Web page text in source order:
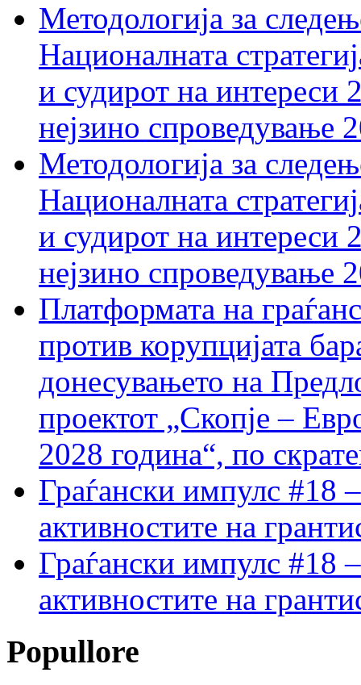
Методологија за
Националната
и судирот на интереси
нејзино спроведување
Методологија за
Националната
и судирот на интереси
нејзино спроведување
Платформата на
против корупцијата
донесувањето на
проектот „Скопје –
2028 година“, по
Граѓански импулс #18
активностите на
Граѓански импулс #18
активностите на
Popullore